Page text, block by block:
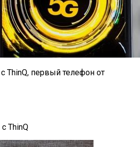
ThinQ, первый телефон от
ThinQ